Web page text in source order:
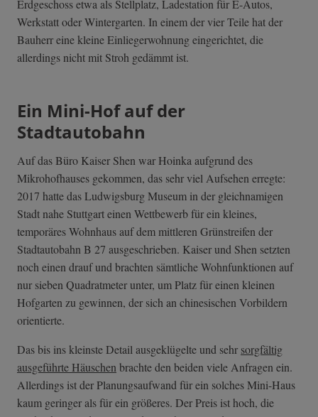
Erdgeschoss etwa als Stellplatz, Ladestation für E-Autos,
Werkstatt oder Wintergarten. In einem der vier Teile hat der
Bauherr eine kleine Einliegerwohnung eingerichtet, die
allerdings nicht mit Stroh gedämmt ist.
Ein Mini-Hof auf der
Stadtautobahn
Auf das Büro Kaiser Shen war Hoinka aufgrund des
Mikrohofhauses gekommen, das sehr viel Aufsehen erregte:
2017 hatte das Ludwigsburg Museum in der gleichnamigen
Stadt nahe Stuttgart einen Wettbewerb für ein kleines,
temporäres Wohnhaus auf dem mittleren Grünstreifen der
Stadtautobahn B 27 ausgeschrieben. Kaiser und Shen setzten
noch einen drauf und brachten sämtliche Wohnfunktionen auf
nur sieben Quadratmeter unter, um Platz für einen kleinen
Hofgarten zu gewinnen, der sich an chinesischen Vorbildern
orientierte.
Das bis ins kleinste Detail ausgeklügelte und sehr sorgfältig
ausgeführte Häuschen brachte den beiden viele Anfragen ein.
Allerdings ist der Planungsaufwand für ein solches Mini-Haus
kaum geringer als für ein größeres. Der Preis ist hoch, die